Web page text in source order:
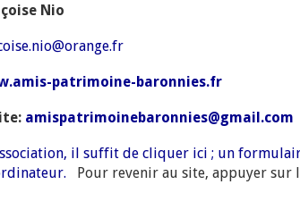
Nio
patrimoine-baronnies.fr
amispatrimoinebaronnies@gmail.com
il suffit de cliquer ici ; un
Pour revenir au site, appuyer sur